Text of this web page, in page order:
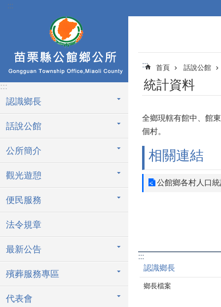
跳到主要內容區塊
:::
:::
認識鄉長
話說公館
公所簡介
觀光遊憩
便民服務
法令規章
最新公告
殯葬服務專區
代表會
::: 首頁 話說公館
統計資料
全鄉現轄有館中、館
個村。
相關連結
公館鄉各村人口
:::
認識鄉長
鄉長檔案